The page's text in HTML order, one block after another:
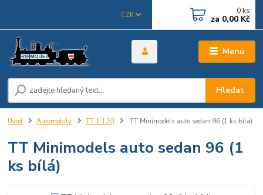
Menu
CZK
Hledat
0 ks
za 0,00 Kč
Úvod Automobily TT 1:120 TT Minimodels auto sedan 96 (1 ks bílá)
TT Minimodels auto sedan 96 (1
ks bílá)